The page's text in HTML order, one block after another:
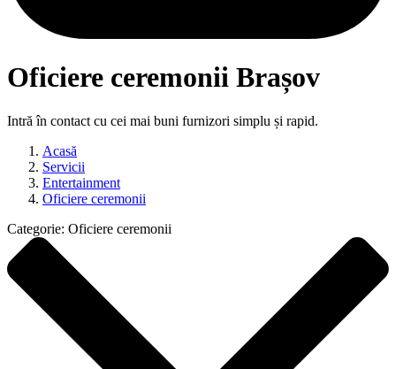
Oficiere ceremonii Brașov
Intră în contact cu cei mai buni furnizori simplu și rapid.
Acasă
Servicii
Entertainment
Oficiere ceremonii
Categorie: Oficiere ceremonii